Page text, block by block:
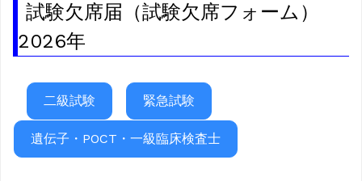
試験欠席届（試験欠席フォーム）
2026年
二級試験 緊急試験
遺伝子・POCT・一級臨床検査士